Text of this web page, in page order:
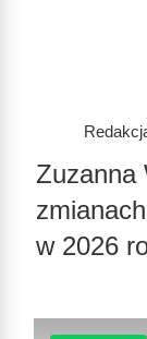
Zuzanna
w 2026